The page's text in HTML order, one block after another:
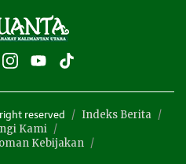
reserved
Indeks Berita
Kami
Kebijakan